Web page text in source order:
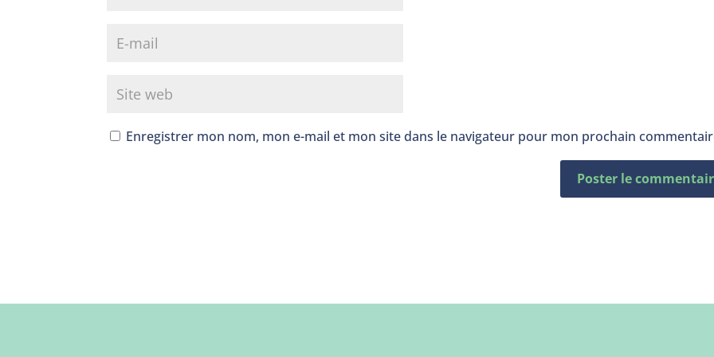
Enregistrer mon nom, mon e-mail et mon site dans le navigateur pour mon prochain